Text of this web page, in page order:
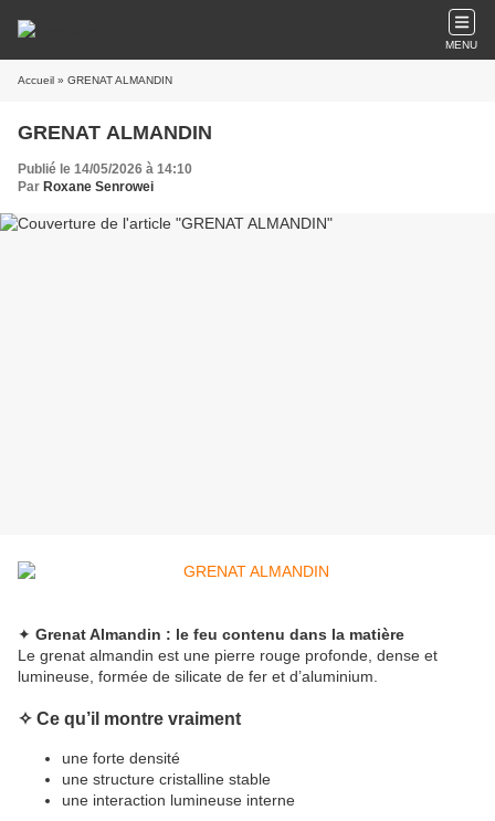
MENU
Accueil » GRENAT ALMANDIN
GRENAT ALMANDIN
Publié le 14/05/2026 à 14:10
Par Roxane Senrowei
✦ Grenat Almandin : le feu contenu dans la matière
Le grenat almandin est une pierre rouge profonde, dense et
lumineuse, formée de silicate de fer et d’aluminium.
✧ Ce qu’il montre vraiment
une forte densité
une structure cristalline stable
une interaction lumineuse interne